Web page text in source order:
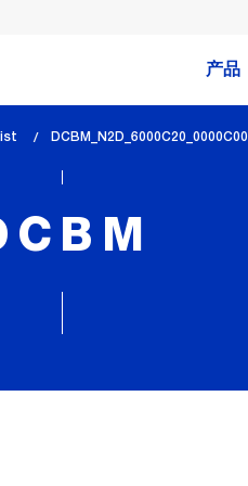
产品
lem_current_page
DCBM_N2D_6000C20_0000C00